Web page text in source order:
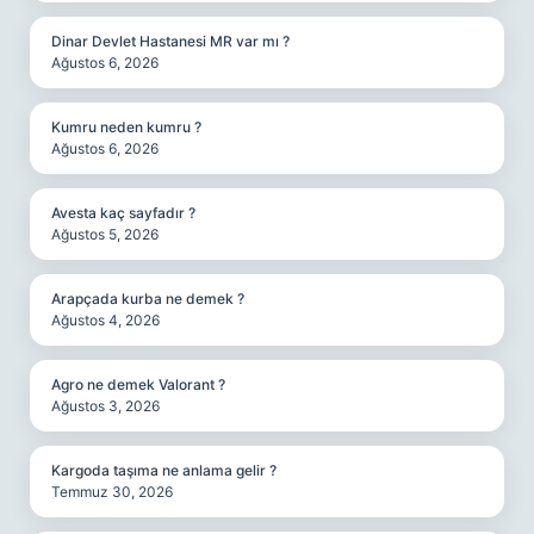
Dinar Devlet Hastanesi MR var mı ?
Ağustos 6, 2026
Kumru neden kumru ?
Ağustos 6, 2026
Avesta kaç sayfadır ?
Ağustos 5, 2026
Arapçada kurba ne demek ?
Ağustos 4, 2026
Agro ne demek Valorant ?
Ağustos 3, 2026
Kargoda taşıma ne anlama gelir ?
Temmuz 30, 2026